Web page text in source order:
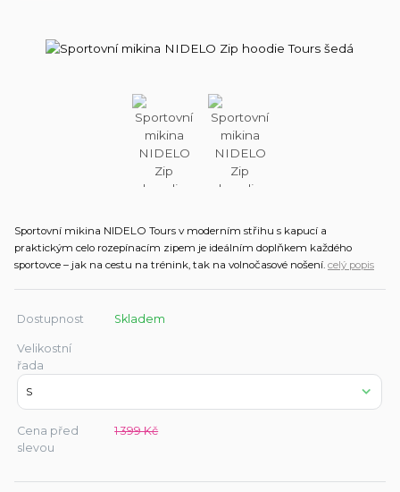
Sportovní mikina NIDELO Tours v moderním střihu s kapucí a
praktickým celo rozepínacím zipem je ideálním doplňkem každého
sportovce – jak na cestu na trénink, tak na volnočasové nošení. celý popis
Dostupnost Skladem
Velikostní
řada
Cena před
slevou
1 399 Kč